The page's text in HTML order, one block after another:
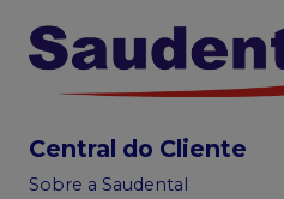
Central do Cliente
Sobre a Saudental